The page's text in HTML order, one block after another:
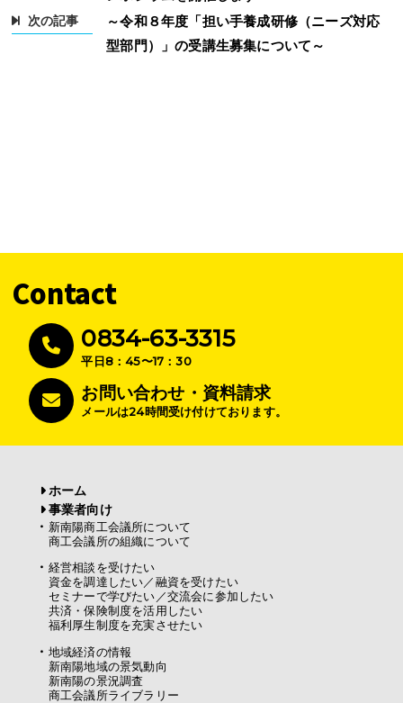
次の記事
～令和８年度「担い手養成研修（ニーズ対応
型部門）」の受講生募集について～
Contact
0834-63-3315
平日8：45〜17：30
お問い合わせ・資料請求
メールは24時間受け付けております。
ホーム
事業者向け
新南陽商工会議所について
商工会議所の組織について
経営相談を受けたい
資金を調達したい／融資を受けたい
セミナーで学びたい／交流会に参加したい
共済・保険制度を活用したい
福利厚生制度を充実させたい
地域経済の情報
新南陽地域の景気動向
新南陽の景況調査
商工会議所ライブラリー